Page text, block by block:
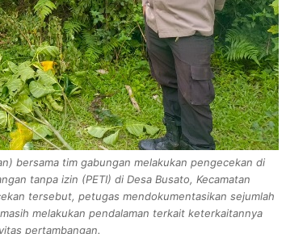
bersama tim gabungan melakukan pengecekan di
tanpa izin (PETI) di Desa Busato, Kecamatan
tersebut, petugas mendokumentasikan sejumlah
melakukan pendalaman terkait keterkaitannya
pertambangan.